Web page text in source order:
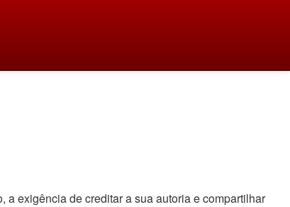
exigência de creditar a sua autoria e compartilhar